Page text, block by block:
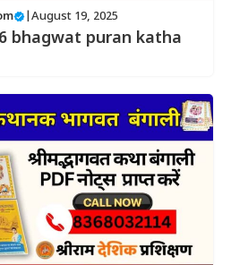
August 19, 2025
6 bhagwat puran katha